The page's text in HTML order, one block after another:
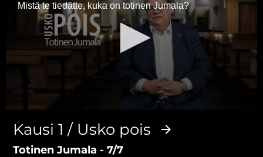
Mistä te tiedätte, kuka on totinen Jumala?
seconds
minutes,
Kausi 1 / Usko pois
Totinen Jumala - 7/7